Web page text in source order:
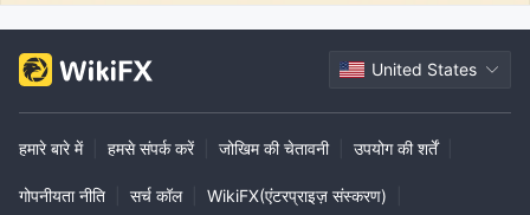
United States
हमारे बारे में हमसे संपर्क करें जोखिम की चेतावनी उपयोग की शर्तें
गोपनीयता नीति सर्च कॉल WikiFX(एंटरप्राइज़ संस्करण)